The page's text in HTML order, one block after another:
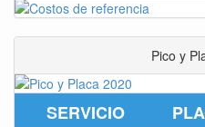
Pico y
SERVICIO